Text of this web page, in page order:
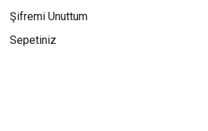
Şifremi Unuttum
Sepetiniz